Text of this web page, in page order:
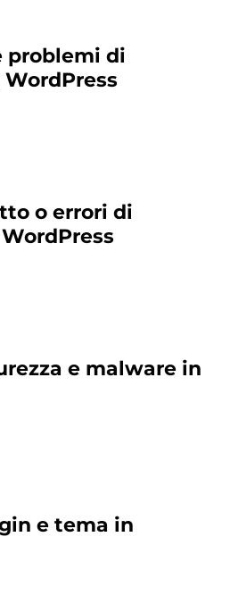
problemi di
o errori di
e malware in
e tema in